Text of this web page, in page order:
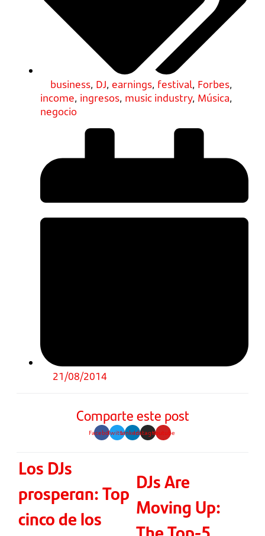
business, DJ, earnings, festival, Forbes,
income, ingresos, music industry, Música,
negocio
21/08/2014
Comparte este post
FacebookTwitterLinkedinInstagramYoutube
Los DJs
prosperan: Top
cinco de los
DJs Are
Moving Up: